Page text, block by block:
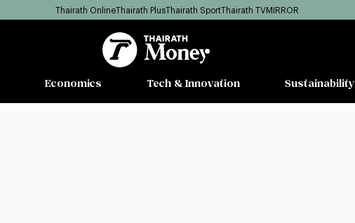
Thairath OnlineThairath PlusThairath SportThairath TVMIRROR
Economics Tech & Innovation Sustainability